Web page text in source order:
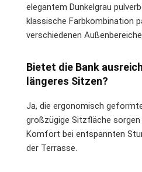
elegantem Dunkelgrau
klassische Farbkombination
verschiedenen
Bietet die Bank
längeres Sitzen?
Ja, die ergonomisch
großzügige Sitzfläche
Komfort bei entspannten
der Terrasse.